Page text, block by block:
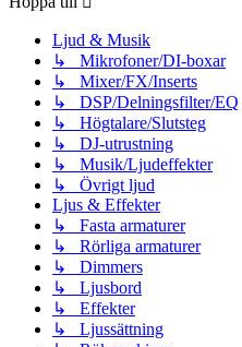
Ljud & Musik
↳ Mikrofoner/DI-boxar
↳ Mixer/FX/Inserts
↳ DSP/Delningsfilter/EQ
↳ Högtalare/Slutsteg
↳ DJ-utrustning
↳ Musik/Ljudeffekter
↳ Övrigt ljud
Ljus & Effekter
↳ Fasta armaturer
↳ Rörliga armaturer
↳ Dimmers
↳ Ljusbord
↳ Effekter
↳ Ljussättning